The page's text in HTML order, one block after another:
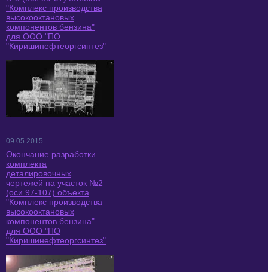
"Комплекс производства
высокооктановых
компонентов бензина"
для ООО "ПО
"Киришинефтеоргсинтез"
09.05.2015
Окончание разработки
комплекта
деталировочных
чертежей на участок №2
(оси 97-107) объекта
"Комплекс производства
высокооктановых
компонентов бензина"
для ООО "ПО
"Киришинефтеоргсинтез"